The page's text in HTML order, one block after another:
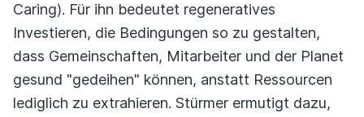
Caring). Für ihn bedeutet regeneratives
Investieren, die Bedingungen so zu gestalten,
dass Gemeinschaften, Mitarbeiter und der Planet
gesund "gedeihen" können, anstatt Ressourcen
lediglich zu extrahieren. Stürmer ermutigt dazu,